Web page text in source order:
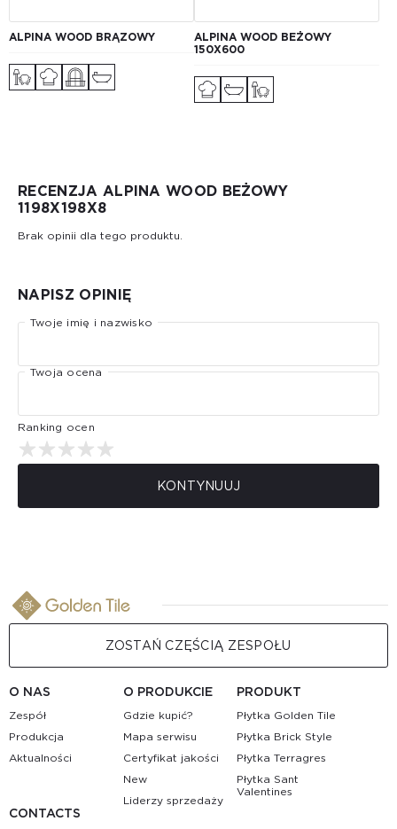
ALPINA WOOD BRĄZOWY
ALPINA WOOD BEŻOWY
150X600
RECENZJA ALPINA WOOD BEŻOWY
1198Х198X8
Brak opinii dla tego produktu.
NAPISZ OPINIĘ
Twoje imię i nazwisko
Twoja ocena
Ranking ocen
KONTYNUUJ
ZOSTAŃ CZĘŚCIĄ ZESPOŁU
O NAS
Zespół
Produkcja
Aktualności
O PRODUKCIE
Gdzie kupić?
Mapa serwisu
Certyfikat jakości
New
Liderzy sprzedaży
PRODUKT
Płytka Golden Tile
Płytka Brick Style
Płytka Terragres
Płytka Sant
Valentines
CONTACTS